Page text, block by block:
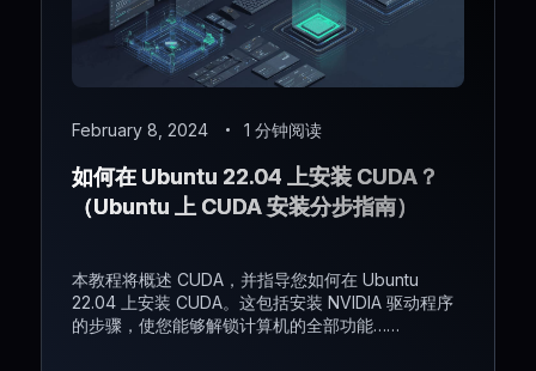
February 8, 2024 1 分钟阅读
如何在 Ubuntu 22.04 上安装 CUDA？
（Ubuntu 上 CUDA 安装分步指南）
本教程将概述 CUDA，并指导您如何在 Ubuntu
22.04 上安装 CUDA。这包括安装 NVIDIA 驱动程序
的步骤，使您能够解锁计算机的全部功能……